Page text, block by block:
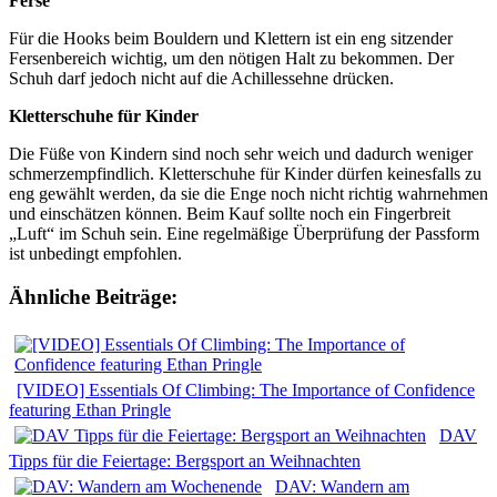
Für die Hooks beim Bouldern und Klettern ist ein eng sitzender
Fersenbereich wichtig, um den nötigen Halt zu bekommen. Der
Schuh darf jedoch nicht auf die Achillessehne drücken.
Kletterschuhe für Kinder
Die Füße von Kindern sind noch sehr weich und dadurch weniger
schmerzempfindlich. Kletterschuhe für Kinder dürfen keinesfalls zu
eng gewählt werden, da sie die Enge noch nicht richtig wahrnehmen
und einschätzen können. Beim Kauf sollte noch ein Fingerbreit
„Luft“ im Schuh sein. Eine regelmäßige Überprüfung der Passform
ist unbedingt empfohlen.
Ähnliche Beiträge:
[VIDEO] Essentials Of Climbing: The Importance of Confidence
featuring Ethan Pringle
DAV
Tipps für die Feiertage: Bergsport an Weihnachten
DAV: Wandern am